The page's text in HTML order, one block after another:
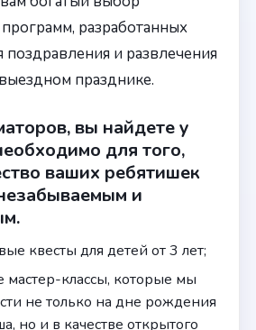
разработанных
и развлечения
празднике.
вы найдете у
для того,
ваших ребятишек
и
квесты для детей от 3 лет;
классы, которые мы
не только на дне рождения
но и в качестве открытого